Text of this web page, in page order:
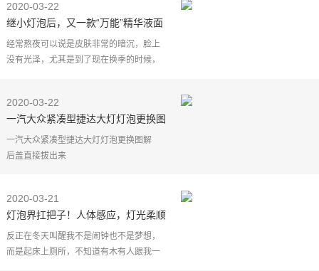
穿透力越好，灯泡
2020-03-22
继小灯泡后，又一款“万能”精华液面
世，李佳琦：7天白成一道光
经常熬夜可以说是皮肤非常的暗沉，脸上
没有光泽，尤其是到了现在换季的时候，
经过不懈的努力。
2020-03-22
一汽大众紧凑型捷达大灯灯泡更换图
解
一汽大众紧凑型捷达大灯灯泡更换图解
后盖直接拔出来
捷达大灯灯泡双侧固定卡用小一刀顶开即
可取出灯泡（灯泡型号为H7），安装
2020-03-21
灯泡界扛把子！人体感应，灯光柔顺
不刺眼，上完厕所继续睡
反正在冬天叫醒我不是闹钟也不是梦想，
而是起床上厕所，不知道有木有人跟我一